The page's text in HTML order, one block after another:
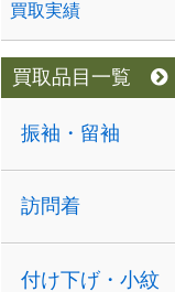
買取実績
買取品目一覧
振袖・留袖
訪問着
付け下げ・小紋